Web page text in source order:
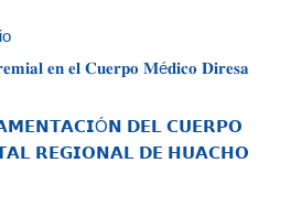
𝐞𝐧 𝐞𝐥 𝐂𝐮𝐞𝐫𝐩𝐨 𝐌é𝐝𝐢𝐜𝐨 𝐃𝐢𝐫𝐞𝐬𝐚
𝗗𝗘𝗟 𝗖𝗨𝗘𝗥𝗣𝗢
𝗥𝗘𝗚𝗜𝗢𝗡𝗔𝗟 𝗗𝗘 𝗛𝗨𝗔𝗖𝗛𝗢